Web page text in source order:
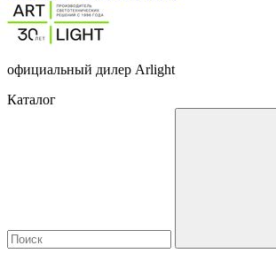
официальный дилер Arlight
Каталог